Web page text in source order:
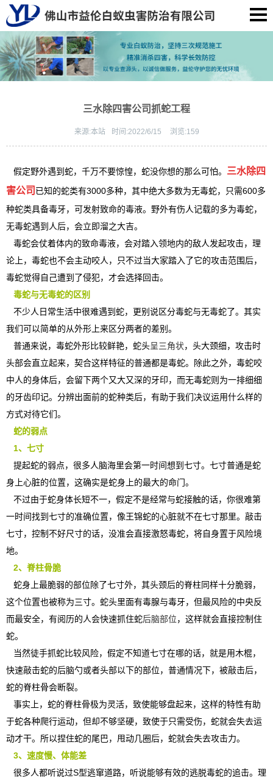
三水除四害公司抓蛇工程
来源:本站 时间:2022/6/15 浏览:159
假定野外遇到蛇，千万不要惊惶，蛇没你想的那么可怕。 三水除四
害公司 已知的蛇类有3000多种，其中绝大多数为无毒蛇，只需600多
种蛇类具备毒牙，可发射致命的毒液。野外有伤人记载的多为毒蛇，
无毒蛇遇到人后，会立即溜之大吉。
毒蛇会仗着体内的致命毒液，会对踏入领地内的敌人发起攻击，理
论上，毒蛇也不会主动咬人，只不过当大家踏入了它的攻击范围后，
毒蛇觉得自己遭到了侵犯，才会选择回击。
毒蛇与无毒蛇的区别
不少人日常生活中很难遇到蛇，更别说区分毒蛇与无毒蛇了。其实
我们可以简单的从外形上来区分两者的差别。
普通来说，毒蛇外形比较鲜艳，蛇头呈三角状，头大颈细，攻击时
头部会直立起来，契合这样特征的普通都是毒蛇。除此之外，毒蛇咬
中人的身体后，会留下两个又大又深的牙印，而无毒蛇则为一排细细
的牙齿印记。分辨出面前的蛇种类后，有助于我们决议运用什么样的
方式对待它们。
蛇的弱点
1、七寸
提起蛇的弱点，很多人脑海里会第一时间想到七寸。七寸普通是蛇
身上心脏的位置，这确实是蛇身上的最大的命门。
不过由于蛇身体长短不一，假定不是经常与蛇接触的话，你很难第
一时间找到七寸的准确位置，像王锦蛇的心脏就不在七寸那里。敲击
七寸，控制不好尺寸的话，没准会直接激怒毒蛇，将自身置于风险境
地。
2、脊柱骨脆
蛇身上最脆弱的部位除了七寸外，其头颈后的脊柱同样十分脆弱，
这个位置也被称为三寸。蛇头里面有毒腺与毒牙，但最风险的中央反
而最安全，有阅历的人会快速抓住蛇后脑部位，这样就会直接控制住
蛇。
当然徒手抓蛇比较风险，假定不知道七寸在哪的话，就是用木棍，
快速敲击蛇的后脑勺或者头部以下的部位，普通情况下，被敲击后，
蛇的脊柱骨会断裂。
事实上，蛇的脊柱骨极为灵活，致使能够盘起来，这样的特性有助
于蛇各种爬行运动，但却不够坚硬，致使于只需受伤，蛇就会失去运
动才干。所以捏住蛇的尾巴，甩动几圈后，蛇就会失去攻击力。
3、速度慢、体能差
很多人都听说过S型逃窜道路，听说能够有效的逃脱毒蛇的追击。理